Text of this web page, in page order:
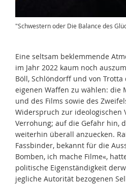
"Schwestern oder Die Balance des
Eine seltsam beklemmende
im Jahr 2022 kaum noch
Böll, Schlöndorff und von
eigenen Waffen zu wählen: die
und des Films sowie des
Widerspruch zur ideologischen
Verrohung; auf die Gefahr hin,
weiterhin überall anzuecken.
Fassbinder, bekannt für die
Bomben, ich mache Filme«,
politische Eigenständigkeit
jegliche Autorität bezogenen